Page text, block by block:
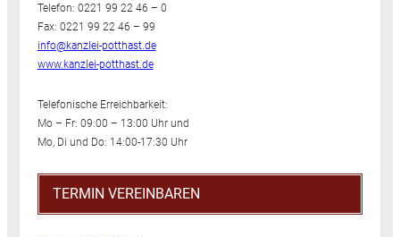
Telefon: 0221 99 22 46 – 0
Fax: 0221 99 22 46 – 99
info@kanzlei-potthast.de
www.kanzlei-potthast.de
Telefonische Erreichbarkeit:
Mo – Fr: 09:00 – 13:00 Uhr und
Mo, Di und Do: 14:00-17:30 Uhr
TERMIN VEREINBAREN